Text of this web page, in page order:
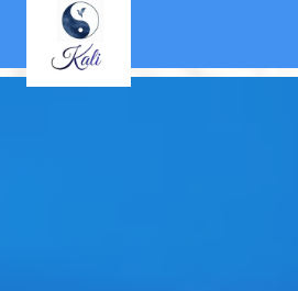
Panneau de gestion des cookies